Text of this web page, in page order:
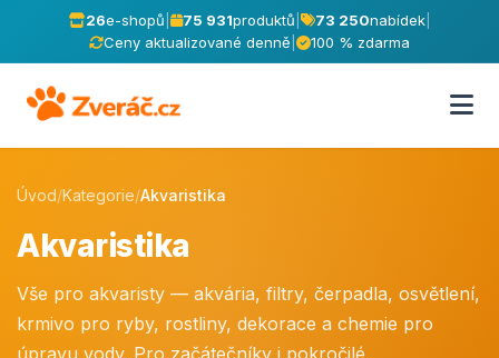
26e-shopů 75 931produktů 73 250nabídek|
Ceny aktualizované denně
100 % zdarma
Úvod/Kategorie/Akvaristika
Akvaristika
Vše pro akvaristy — akvária, filtry, čerpadla, osvětlení,
krmivo pro ryby, rostliny, dekorace a chemie pro
úpravu vody. Pro začátečníky i pokročilé.